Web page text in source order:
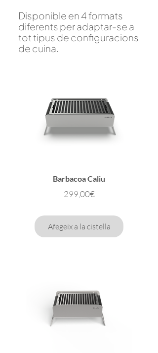
Disponible en 4 formats
diferents per adaptar-se a
tot tipus de configuracions
de cuina.
Barbacoa Caliu
299,00€Preu
Afegeix a la cistella